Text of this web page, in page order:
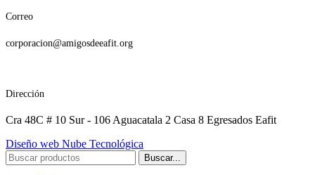
Correo
corporacion@amigosdeeafit.org
Dirección
Cra 48C # 10 Sur - 106 Aguacatala 2 Casa 8 Egresados Eafit
Diseño web Nube Tecnológica
Buscar...